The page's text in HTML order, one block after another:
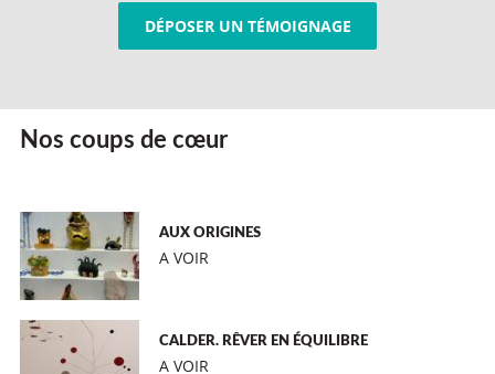
DÉPOSER UN TÉMOIGNAGE
Nos coups de cœur
AUX ORIGINES
A VOIR
CALDER. RÊVER EN ÉQUILIBRE
A VOIR